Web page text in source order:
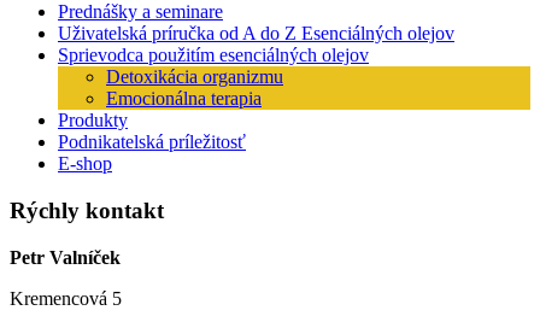
Prednášky a seminare
Uživatelská príručka od A do Z Esenciálných olejov
Sprievodca použitím esenciálných olejov
Detoxikácia organizmu
Emocionálna terapia
Produkty
Podnikatelská príležitosť
E-shop
Rýchly kontakt
Petr Valníček
Kremencová 5